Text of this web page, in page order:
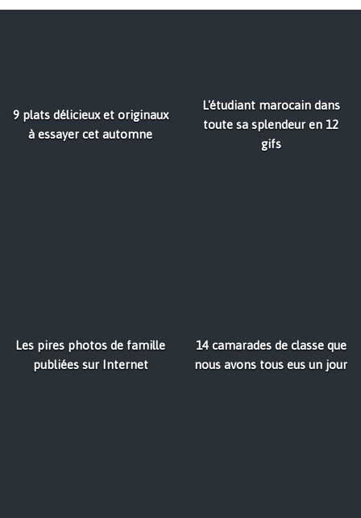
9 plats délicieux et originaux
à essayer cet automne
L'étudiant marocain dans
toute sa splendeur en 12
gifs
Les pires photos de famille
publiées sur Internet
14 camarades de classe que
nous avons tous eus un jour